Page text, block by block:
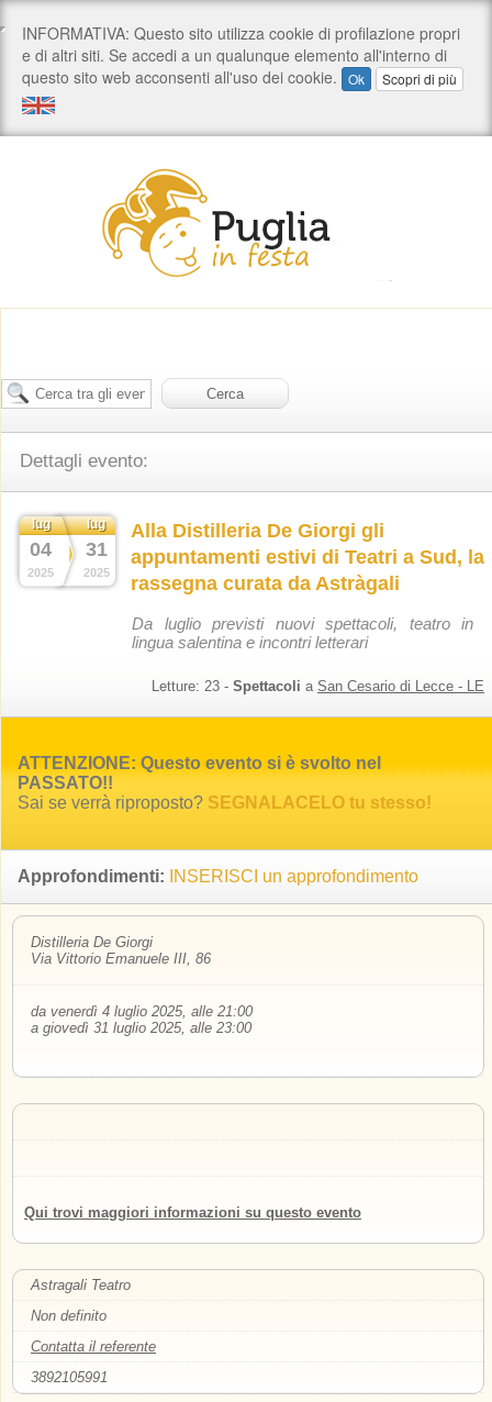
Dettagli evento:
lug
04
2025
lug
31
2025
Alla Distilleria De Giorgi gli
appuntamenti estivi di Teatri a Sud, la
rassegna curata da Astràgali
Da luglio previsti nuovi spettacoli, teatro in
lingua salentina e incontri letterari
Letture: 23 - Spettacoli a San Cesario di Lecce - LE
ATTENZIONE: Questo evento si è svolto nel
PASSATO!!
Sai se verrà riproposto? SEGNALACELO tu stesso!
Approfondimenti: INSERISCI un approfondimento
Distilleria De Giorgi
Via Vittorio Emanuele III, 86
da venerdì 4 luglio 2025, alle 21:00
a giovedì 31 luglio 2025, alle 23:00
Qui trovi maggiori informazioni su questo evento
Astragali Teatro
Non definito
Contatta il referente
3892105991